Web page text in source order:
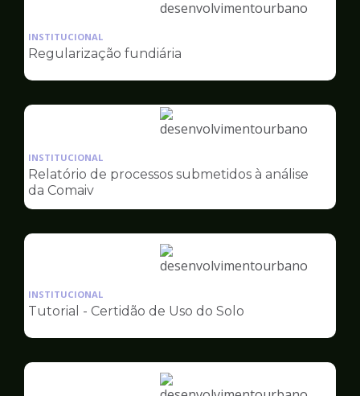
Ilustração
pagina
Desenvolvimento
Urbano
INSTITUCIONAL
Regularização fundiária
Ilustração
pagina
Desenvolvimento
INSTITUCIONAL
Relatório de processos submetidos à análise
da Comaiv
Ilustração
pagina
Desenvolvimento
Urbano
INSTITUCIONAL
Tutorial - Certidão de Uso do Solo